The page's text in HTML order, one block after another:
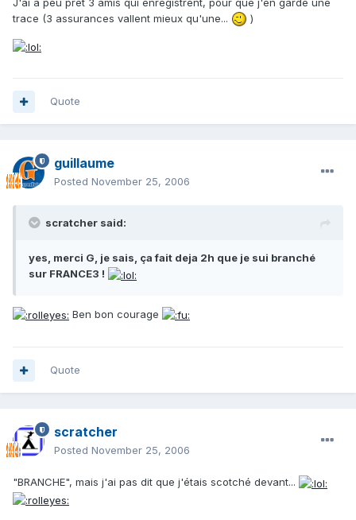
trace (3 assurances vallent mieux qu'une...
)
Quote
guillaume
Posted November 25, 2006
scratcher said:
yes, merci G, je sais, ça fait deja 2h que je sui branché
sur FRANCE3 !
Ben bon courage
Quote
scratcher
Posted November 25, 2006
"BRANCHE", mais j'ai pas dit que j'étais scotché devant...